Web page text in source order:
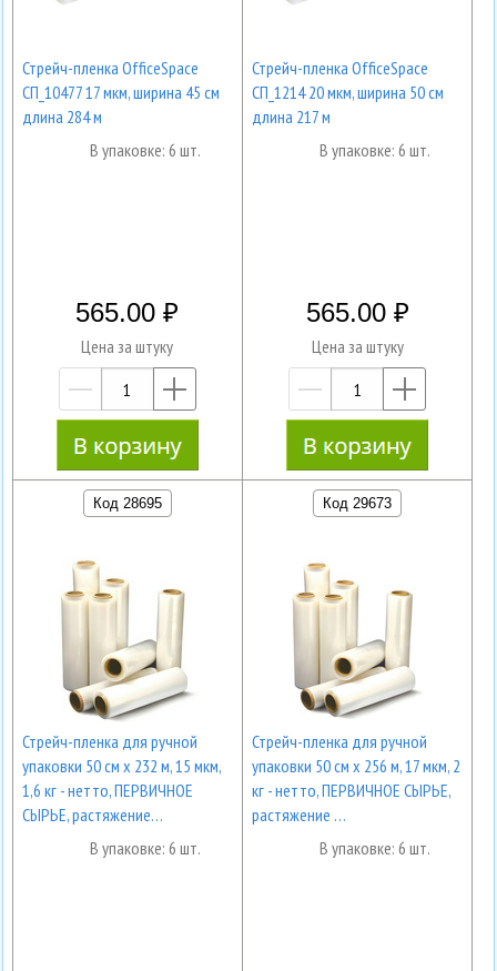
Стрейч-пленка OfficeSpace
СП_10477 17 мкм, ширина 45 см
длина 284 м
В упаковке: 6 шт.
565.00
Цена за штуку
—
Стрейч-пленка OfficeSpace
СП_1214 20 мкм, ширина 50 см
длина 217 м
В упаковке: 6 шт.
565.00
Цена за штуку
—
Код 28695
Стрейч-пленка для ручной
упаковки 50 см х 232 м, 15 мкм,
1,6 кг - нетто, ПЕРВИЧНОЕ
СЫРЬЕ, растяжение…
В упаковке: 6 шт.
Код 29673
Стрейч-пленка для ручной
упаковки 50 см х 256 м, 17 мкм, 2
кг - нетто, ПЕРВИЧНОЕ СЫРЬЕ,
растяжение …
В упаковке: 6 шт.